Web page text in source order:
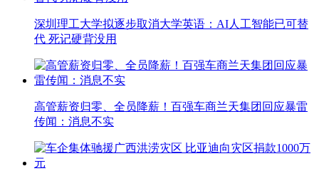
深圳理工大学拟逐步取消大学英语：AI人工智能已可替
代 死记硬背没用
高管薪资归零、全员降薪！百强车商兰天集团回应暴雷
传闻：消息不实